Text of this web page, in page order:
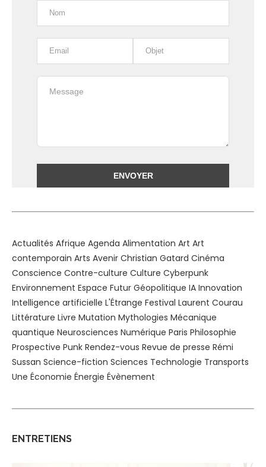
Actualités Afrique Agenda Alimentation Art Art
contemporain Arts Avenir Christian Gatard Cinéma
Conscience Contre-culture Culture Cyberpunk
Environnement Espace Futur Géopolitique IA Innovation
Intelligence artificielle L'Étrange Festival Laurent Courau
Littérature Livre Mutation Mythologies Mécanique
quantique Neurosciences Numérique Paris Philosophie
Prospective Punk Rendez-vous Revue de presse Rémi
Sussan Science-fiction Sciences Technologie Transports
Une Économie Énergie Évènement
ENTRETIENS